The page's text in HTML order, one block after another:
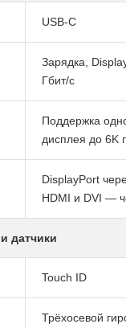
USB-C
Зарядка,
Гбит/с
Поддержка
дисплея до 6K
DisplayPort
HDMI и DVI —
датчики
Touch ID
Трёхосевой